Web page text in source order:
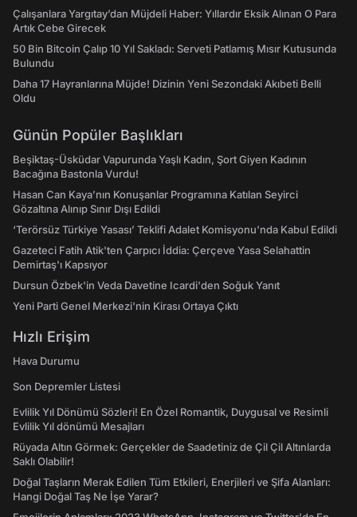
Çalışanlara Yargıtay’dan Müjdeli Haber: Yıllardır Eksik Alınan O Para
Artık Cebe Girecek
50 Bin Bitcoin Çalıp 10 Yıl Sakladı: Serveti Patlamış Mısır Kutusunda
Bulundu
Daha 17 Hayranlarına Müjde! Dizinin Yeni Sezondaki Akıbeti Belli
Oldu
Günün Popüler Başlıkları
Beşiktaş-Üsküdar Vapurunda Yaşlı Kadın, Şort Giyen Kadının
Bacağına Bastonla Vurdu!
Hasan Can Kaya’nın Konuşanlar Programına Katılan Seyirci
Gözaltına Alınıp Sınır Dışı Edildi
‘Terörsüz Türkiye Yasası’ Teklifi Adalet Komisyonu'nda Kabul Edildi
Gazeteci Fatih Atik'ten Çarpıcı İddia: Çerçeve Yasa Selahattin
Demirtaş'ı Kapsıyor
Dursun Özbek'in Veda Davetine Icardi'den Soğuk Yanıt
Yeni Parti Genel Merkezi'nin Kirası Ortaya Çıktı
Hızlı Erişim
Hava Durumu
Son Depremler Listesi
Evlilik Yıl Dönümü Sözleri! En Özel Romantik, Duygusal ve Resimli
Evlilik Yıl dönümü Mesajları
Rüyada Altın Görmek: Gerçekler de Saadetiniz de Çil Çil Altınlarda
Saklı Olabilir!
Doğal Taşların Merak Edilen Tüm Etkileri, Enerjileri ve Şifa Alanları:
Hangi Doğal Taş Ne İşe Yarar?